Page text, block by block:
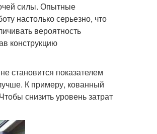
силы. Опытные
настолько серьезно, что
вероятность
конструкцию
становится показателем
К примеру, кованный
снизить уровень затрат